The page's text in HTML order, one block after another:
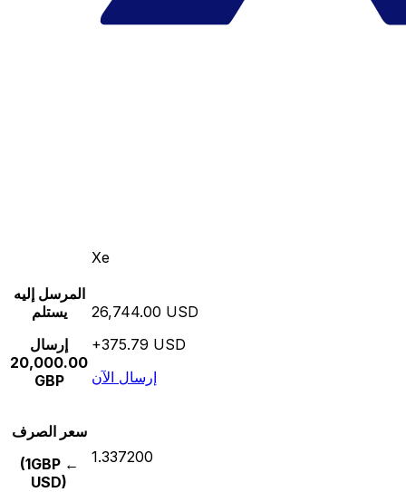
Xe
المرسل إليه
يستلم
إرسال
20,000.00
GBP
26,744.00 USD
+375.79 USD
إرسال الآن
سعر الصرف
(1GBP ←
USD)
1.337200